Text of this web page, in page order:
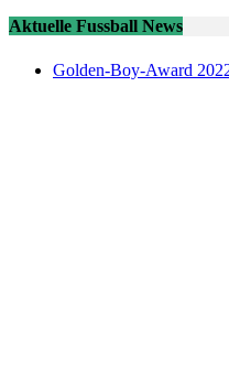
Aktuelle Fussball News
Golden-Boy-Award